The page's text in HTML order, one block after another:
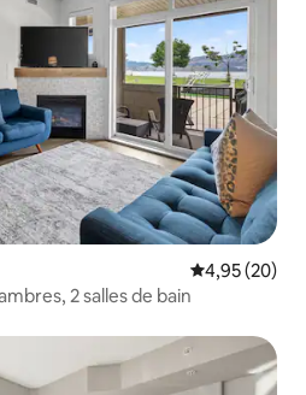
Note
4,95 (20)
2 salles de bain